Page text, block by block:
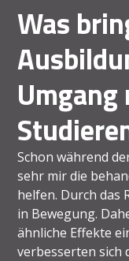
Was
Schon während
sehr mir die
helfen. Durch das
in Bewegung.
ähnliche Effekte
verbesserten sich